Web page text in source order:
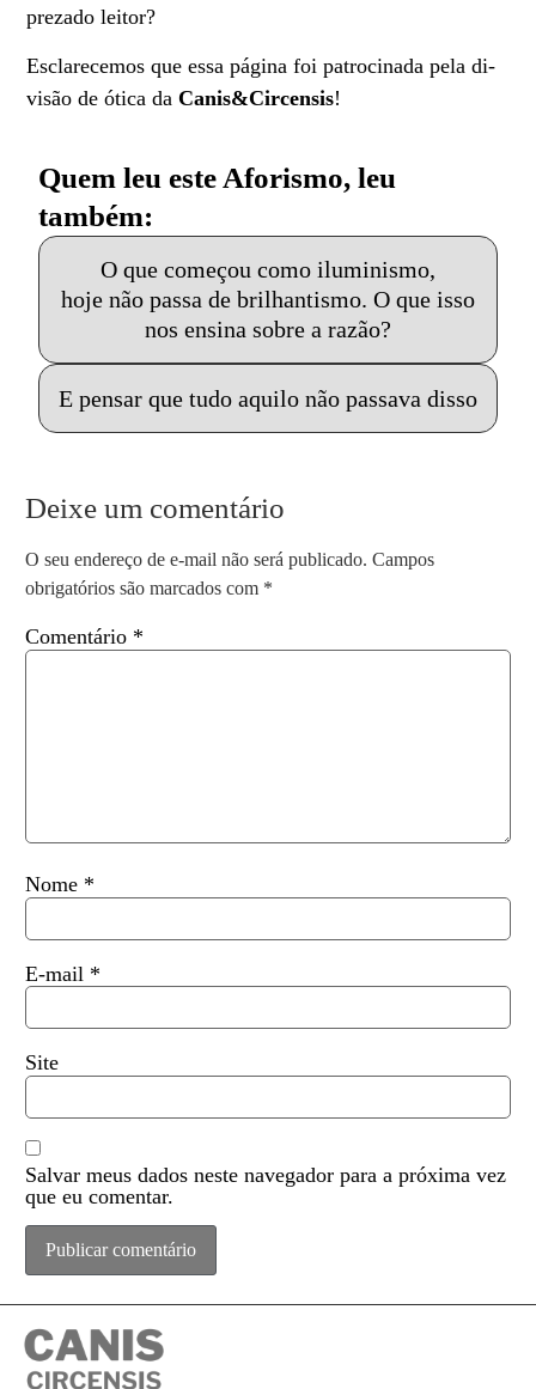
prezado leitor?
Esclarecemos que essa página foi patrocinada pela di-
visão de ótica daCanis&Circensis!
Quem leu este Aforismo, leu
também:
O que começou como iluminismo,
hoje não passa de brilhantismo. O que isso
nos ensina sobre a razão?
E pensar que tudo aquilo não passava disso
Deixe um comentário
O seu endereço de e-mail não será publicado. Campos
obrigatórios são marcados com *
Comentário *
Nome *
E-mail *
Site
Salvar meus dados neste navegador para a próxima vez
que eu comentar.